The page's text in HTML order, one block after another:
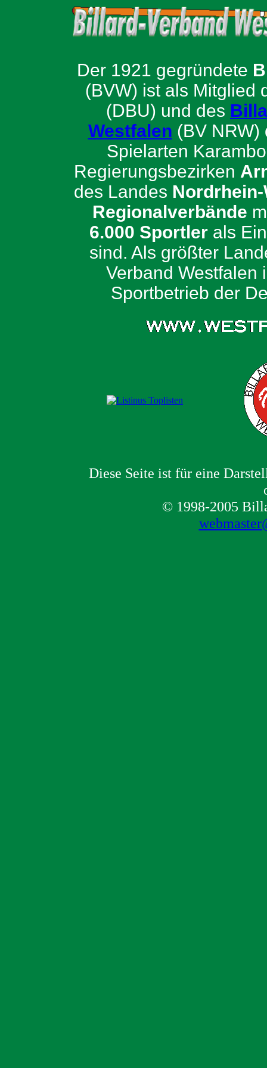
Der 1921 gegründete
(BVW) ist als Mitglied
(DBU) und des
Westfalen (BV NRW)
Spielarten
Regierungsbezirken
des Landes
Regionalverbände
6.000 Sportler als
sind. Als größter
Verband Westfalen
Sportbetrieb der
Diese Seite ist für eine
© 1998-2005